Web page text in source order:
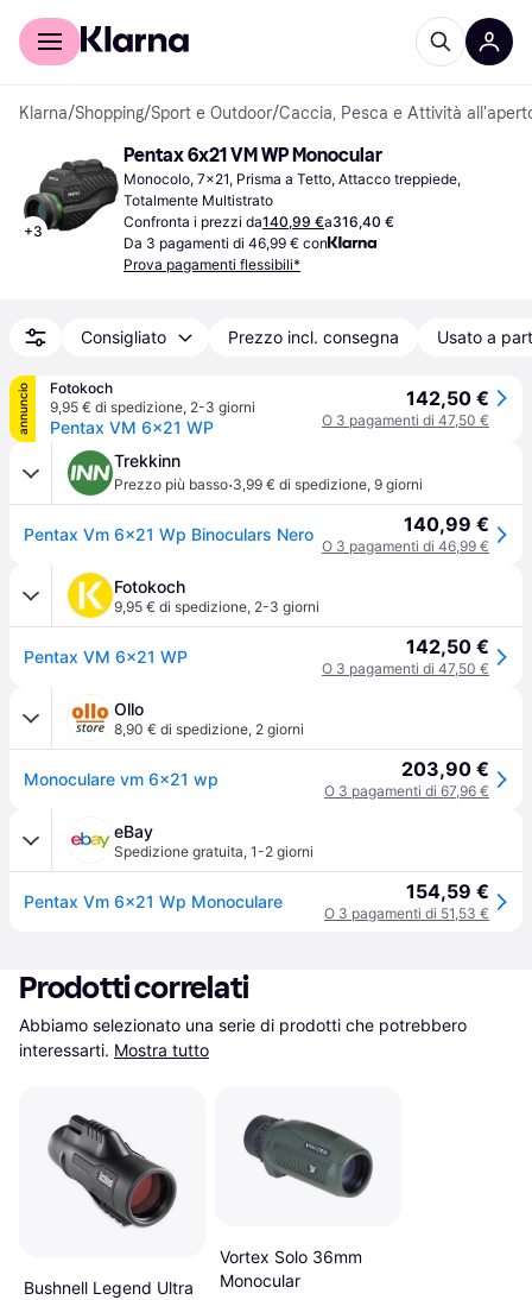
Per il tuo shopping
Klarna/Shopping/Sport e Outdoor/Caccia, Pesca e Attività
+3
Pentax 6x21 VM WP Monocular
Monocolo, 7x21, Prisma a Tetto, Attacco treppiede,
Totalmente Multistrato
Confronta i prezzi da140,99 €a316,40 €
Da 3 pagamenti di 46,99 € con
Prova pagamenti flessibili*
Consigliato Prezzo incl. consegna Usato a
annuncio
Fotokoch
9,95 € di spedizione, 2-3 giorni
Pentax VM 6x21 WP
142,50 €
O 3 pagamenti di 47,50 €
Trekkinn
Prezzo più basso·3,99 € di spedizione, 9 giorni
Pentax Vm 6x21 Wp Binoculars Nero 140,99 €
O 3 pagamenti di 46,99 €
Fotokoch
9,95 € di spedizione, 2-3 giorni
Pentax VM 6x21 WP 142,50 €
O 3 pagamenti di 47,50 €
Ollo
8,90 € di spedizione, 2 giorni
Monoculare vm 6x21 wp 203,90 €
O 3 pagamenti di 67,96 €
eBay
Spedizione gratuita, 1-2 giorni
Pentax Vm 6x21 Wp Monoculare 154,59 €
O 3 pagamenti di 51,53 €
Prodotti correlati
Abbiamo selezionato una serie di prodotti che potrebbero
interessarti. Mostra tutto
Bushnell Legend Ultra
Vortex Solo 36mm
Monocular